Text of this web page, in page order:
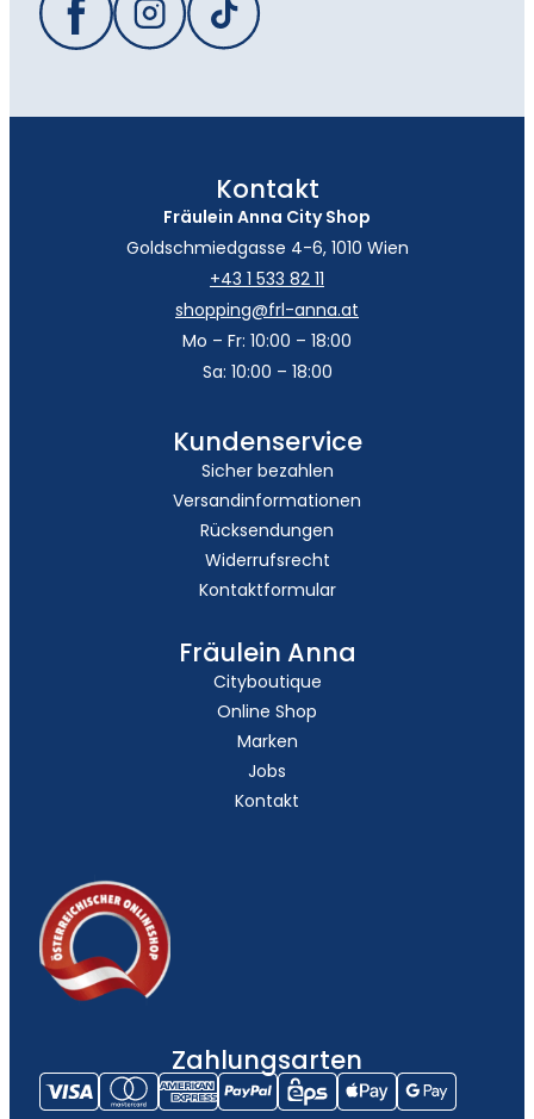
Kontakt
Fräulein Anna City Shop
Goldschmiedgasse 4-6, 1010 Wien
+43 1 533 82 11
shopping@frl-anna.at
Mo – Fr: 10:00 – 18:00
Sa: 10:00 – 18:00
Kundenservice
Sicher bezahlen
Versandinformationen
Rücksendungen
Widerrufsrecht
Kontaktformular
Fräulein Anna
Cityboutique
Online Shop
Marken
Jobs
Kontakt
Zahlungsarten